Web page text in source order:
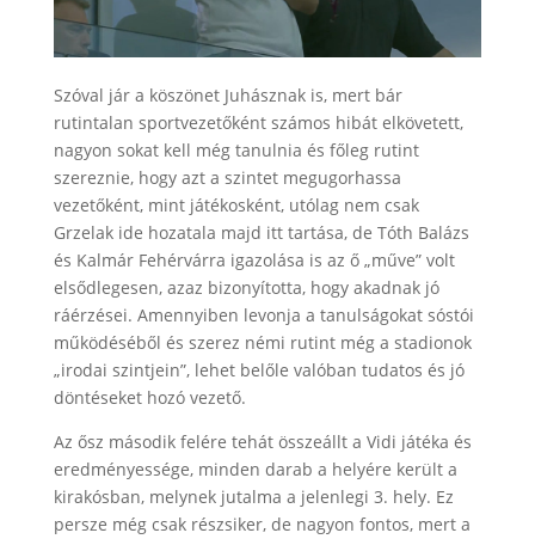
Szóval jár a köszönet Juhásznak is, mert bár
rutintalan sportvezetőként számos hibát elkövetett,
nagyon sokat kell még tanulnia és főleg rutint
szereznie, hogy azt a szintet megugorhassa
vezetőként, mint játékosként, utólag nem csak
Grzelak ide hozatala majd itt tartása, de Tóth Balázs
és Kalmár Fehérvárra igazolása is az ő „műve” volt
elsődlegesen, azaz bizonyította, hogy akadnak jó
ráérzései. Amennyiben levonja a tanulságokat sóstói
működéséből és szerez némi rutint még a stadionok
„irodai szintjein”, lehet belőle valóban tudatos és jó
döntéseket hozó vezető.
Az ősz második felére tehát összeállt a Vidi játéka és
eredményessége, minden darab a helyére került a
kirakósban, melynek jutalma a jelenlegi 3. hely. Ez
persze még csak részsiker, de nagyon fontos, mert a